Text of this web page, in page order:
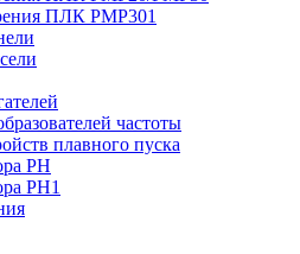
ПЛК PMP301
частоты
плавного пуска
PH
PH1